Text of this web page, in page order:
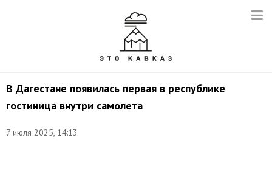
В Дагестане появилась первая в республике
гостиница внутри самолета
7 июля 2025, 14:13
с